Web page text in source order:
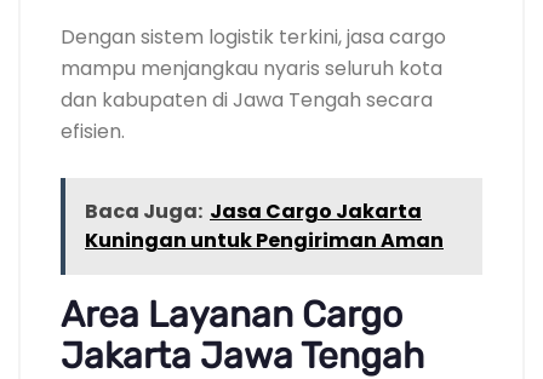
Dengan sistem logistik terkini, jasa cargo
mampu menjangkau nyaris seluruh kota
dan kabupaten di Jawa Tengah secara
efisien.
Baca Juga: Jasa Cargo Jakarta
Kuningan untuk Pengiriman Aman
Area Layanan Cargo
Jakarta Jawa Tengah